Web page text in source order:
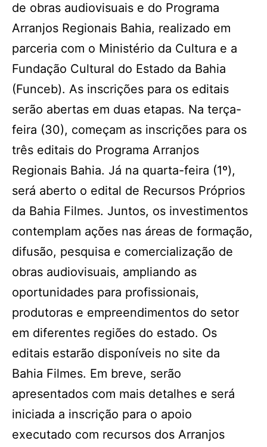
de obras audiovisuais e do Programa
Arranjos Regionais Bahia, realizado em
parceria com o Ministério da Cultura e a
Fundação Cultural do Estado da Bahia
(Funceb). As inscrições para os editais
serão abertas em duas etapas. Na terça-
feira (30), começam as inscrições para os
três editais do Programa Arranjos
Regionais Bahia. Já na quarta-feira (1º),
será aberto o edital de Recursos Próprios
da Bahia Filmes. Juntos, os investimentos
contemplam ações nas áreas de formação,
difusão, pesquisa e comercialização de
obras audiovisuais, ampliando as
oportunidades para profissionais,
produtoras e empreendimentos do setor
em diferentes regiões do estado. Os
editais estarão disponíveis no site da
Bahia Filmes. Em breve, serão
apresentados com mais detalhes e será
iniciada a inscrição para o apoio
executado com recursos dos Arranjos